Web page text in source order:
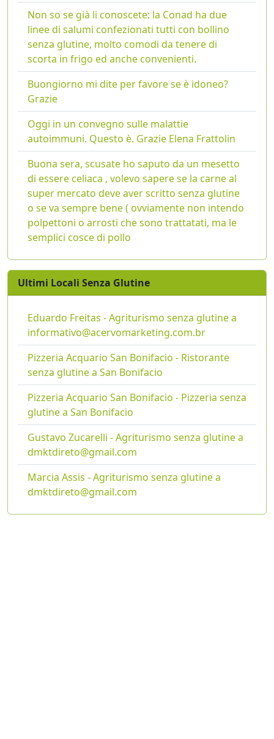
Non so se già li conoscete: la Conad ha due
linee di salumi confezionati tutti con bollino
senza glutine, molto comodi da tenere di
scorta in frigo ed anche convenienti.
Buongiorno mi dite per favore se è idoneo?
Grazie
Oggi in un convegno sulle malattie
autoimmuni. Questo è. Grazie Elena Frattolin
Buona sera, scusate ho saputo da un mesetto
di essere celiaca , volevo sapere se la carne al
super mercato deve aver scritto senza glutine
o se va sempre bene ( ovviamente non intendo
polpettoni o arrosti che sono trattatati, ma le
semplici cosce di pollo
Ultimi Locali Senza Glutine
Eduardo Freitas - Agriturismo senza glutine a
informativo@acervomarketing.com.br
Pizzeria Acquario San Bonifacio - Ristorante
senza glutine a San Bonifacio
Pizzeria Acquario San Bonifacio - Pizzeria senza
glutine a San Bonifacio
Gustavo Zucarelli - Agriturismo senza glutine a
dmktdireto@gmail.com
Marcia Assis - Agriturismo senza glutine a
dmktdireto@gmail.com